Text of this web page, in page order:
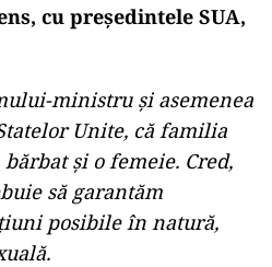
cu președintele SUA,
ministru şi asemenea
Unite, că familia
şi o femeie. Cred,
să garantăm
posibile în natură,